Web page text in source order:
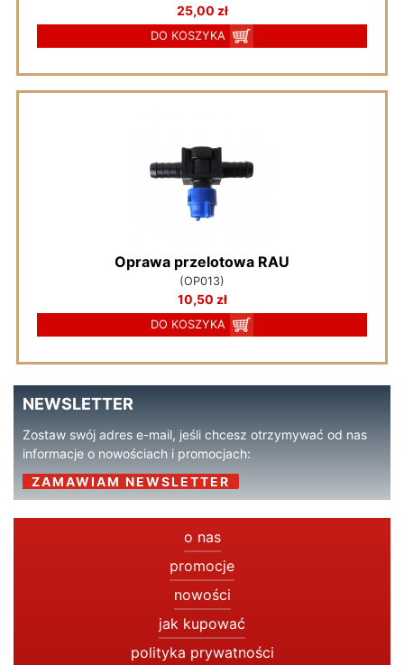
NEWSLETTER
Zostaw swój adres e-mail, jeśli chcesz otrzymywać od nas
informacje o nowościach i promocjach:
ZAMAWIAM NEWSLETTER
25,00 zł
DO KOSZYKA
Oprawa przelotowa RAU
(OP013)
10,50 zł
DO KOSZYKA
o nas
promocje
nowości
jak kupować
polityka prywatności